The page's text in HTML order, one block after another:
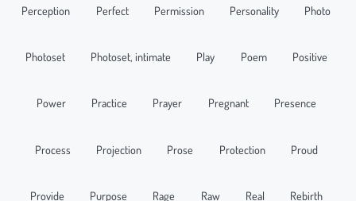
Perception Perfect Permission Personality Photo
Photoset Photoset, intimate Play Poem Positive
Power Practice Prayer Pregnant Presence
Process Projection Prose Protection Proud
Provide Purpose Rage Raw Real Rebirth